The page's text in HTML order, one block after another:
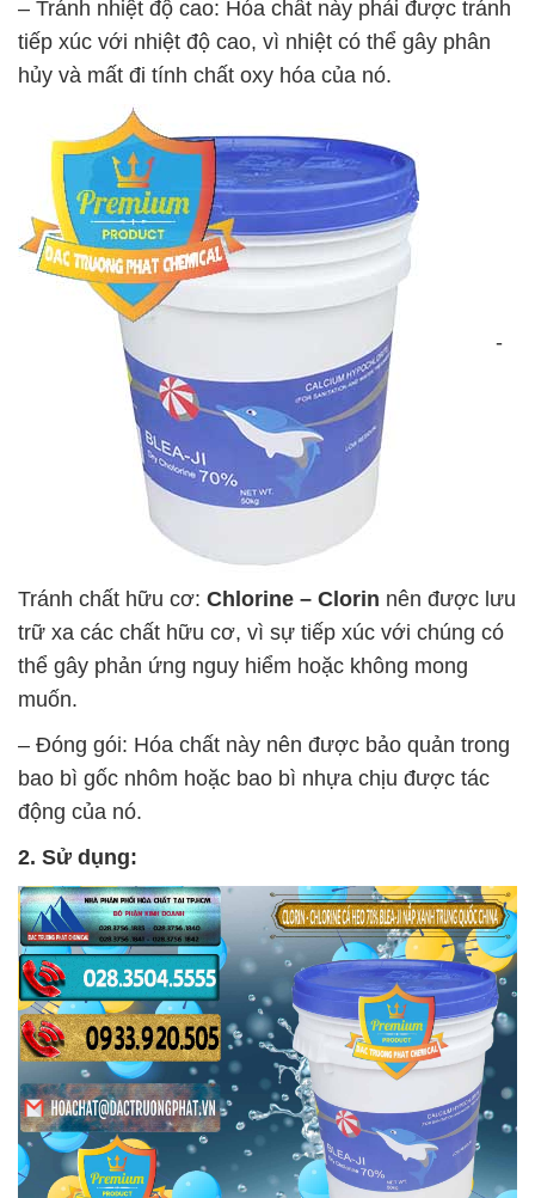
– Tránh nhiệt độ cao: Hóa chất này phải được tránh
tiếp xúc với nhiệt độ cao, vì nhiệt có thể gây phân
hủy và mất đi tính chất oxy hóa của nó.
-
Tránh chất hữu cơ: Chlorine – Clorin nên được lưu
trữ xa các chất hữu cơ, vì sự tiếp xúc với chúng có
thể gây phản ứng nguy hiểm hoặc không mong
muốn.
– Đóng gói: Hóa chất này nên được bảo quản trong
bao bì gốc nhôm hoặc bao bì nhựa chịu được tác
động của nó.
2. Sử dụng: